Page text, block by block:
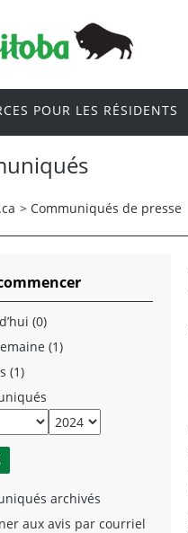
POUR LES RÉSIDENTS
> Communiqués de presse
(0)
(1)
(1)
archivés
aux avis par courriel